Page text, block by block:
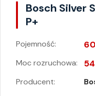
Bosch Silver
P+
Pojemność:
Moc rozruchowa:
Producent: